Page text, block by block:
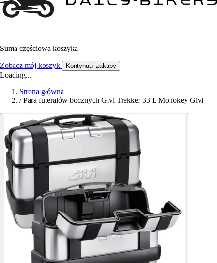
Suma częściowa koszyka
Zobacz mój koszyk Kontynuuj zakupy
Loading...
Strona główna
/ Para futerałów bocznych Givi Trekker 33 L Monokey Givi